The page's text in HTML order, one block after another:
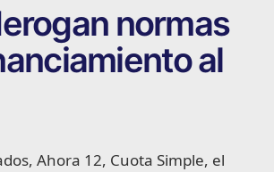
normas
al
Ahora 12, Cuota Simple, el